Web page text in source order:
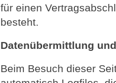
für einen
besteht.
Datenübermittlung
Beim Besuch dieser